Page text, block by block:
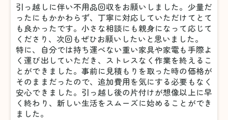
引っ越しに伴い不用品回収をお願いしました。少量だ
ったにもかかわらず、丁寧に対応していただけてとて
も良かったです。小さな相談にも親身になって応じて
くださり、次回もぜひお願いしたいと思いました。
特に、自分では持ち運べない重い家具や家電も手際よ
く運び出していただき、ストレスなく作業を終えるこ
とができました。事前に見積もりを取った時の価格が
そのままだったので、追加費用を気にする必要もなく
安心できました。引っ越し後の片付けが想像以上に早
く終わり、新しい生活をスムーズに始めることができ
ました。